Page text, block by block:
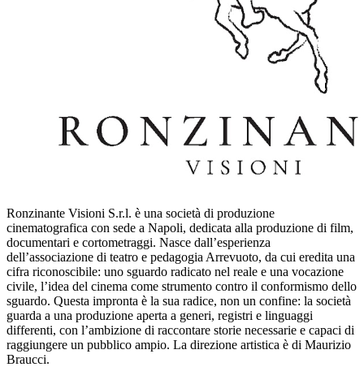
Ronzinante Visioni S.r.l. è una società di produzione
cinematografica con sede a Napoli, dedicata alla produzione di film,
documentari e cortometraggi. Nasce dall’esperienza
dell’associazione di teatro e pedagogia Arrevuoto, da cui eredita una
cifra riconoscibile: uno sguardo radicato nel reale e una vocazione
civile, l’idea del cinema come strumento contro il conformismo dello
sguardo. Questa impronta è la sua radice, non un confine: la società
guarda a una produzione aperta a generi, registri e linguaggi
differenti, con l’ambizione di raccontare storie necessarie e capaci di
raggiungere un pubblico ampio. La direzione artistica è di Maurizio
Braucci.